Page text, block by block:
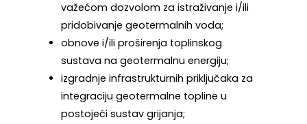
važećom dozvolom za istraživanje i/ili
pridobivanje geotermalnih voda;
obnove i/ili proširenja toplinskog
sustava na geotermalnu energiju;
izgradnje infrastrukturnih priključaka za
integraciju geotermalne topline u
postojeći sustav grijanja;